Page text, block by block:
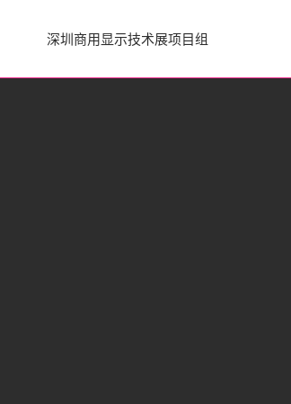
深圳商用显示技术展项目组